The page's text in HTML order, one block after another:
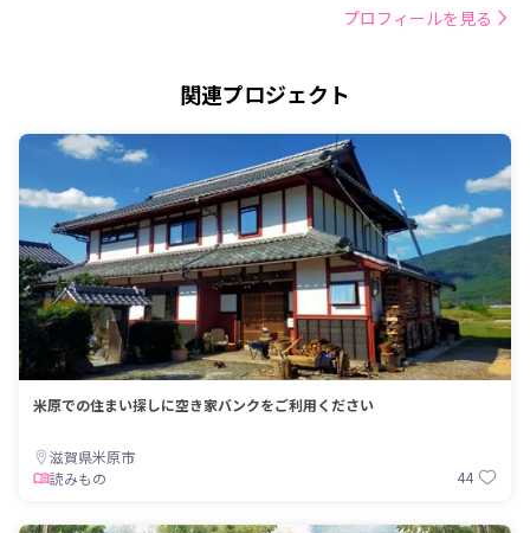
プロフィールを見る
関連プロジェクト
米原での住まい探しに空き家バンクをご利用ください
滋賀県米原市
読みもの
44